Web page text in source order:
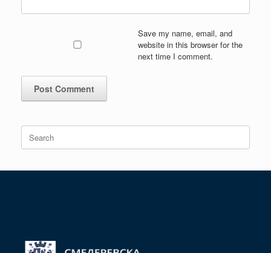
Save my name, email, and
website in this browser for the
next time I comment.
Search
for: